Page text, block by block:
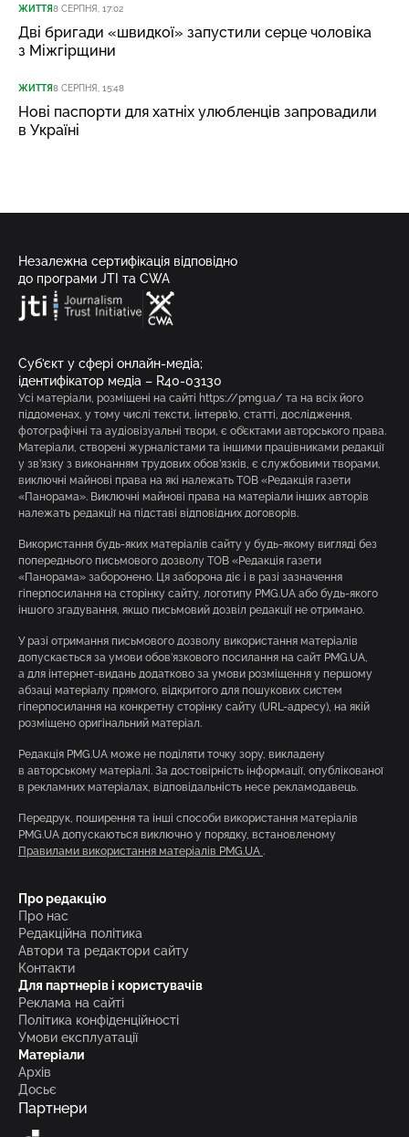
ЖИТТЯ8 СЕРПНЯ, 17:02
Дві бригади «швидкої» запустили серце чоловіка
з Міжгірщини
ЖИТТЯ8 СЕРПНЯ, 15:48
Нові паспорти для хатніх улюбленців запровадили
в Україні
Незалежна сертифікація відповідно
до програми JTI та CWA
Суб’єкт у сфері онлайн-медіа;
ідентифікатор медіа – R40-03130
Усі матеріали, розміщені на сайті https://pmg.ua/ та на всіх його
піддоменах, у тому числі тексти, інтерв’ю, статті, дослідження,
фотографічні та аудіовізуальні твори, є об’єктами авторського права.
Матеріали, створені журналістами та іншими працівниками редакції
у зв’язку з виконанням трудових обов’язків, є службовими творами,
виключні майнові права на які належать ТОВ «Редакція газети
«Панорама». Виключні майнові права на матеріали інших авторів
належать редакції на підставі відповідних договорів.
Використання будь-яких матеріалів сайту у будь-якому вигляді без
попереднього письмового дозволу ТОВ «Редакція газети
«Панорама» заборонено. Ця заборона діє і в разі зазначення
гіперпосилання на сторінку сайту, логотипу PMG.UA або будь-якого
іншого згадування, якщо письмовий дозвіл редакції не отримано.
У разі отримання письмового дозволу використання матеріалів
допускається за умови обов’язкового посилання на сайт PMG.UA,
а для інтернет-видань додатково за умови розміщення у першому
абзаці матеріалу прямого, відкритого для пошукових систем
гіперпосилання на конкретну сторінку сайту (URL-адресу), на якій
розміщено оригінальний матеріал.
Редакція PMG.UA може не поділяти точку зору, викладену
в авторському матеріалі. За достовірність інформації, опублікованої
в рекламних матеріалах, відповідальність несе рекламодавець.
Передрук, поширення та інші способи використання матеріалів
PMG.UA допускаються виключно у порядку, встановленому
Правилами використання матеріалів PMG.UA .
Про редакцію
Про нас
Редакційна політика
Автори та редактори сайту
Контакти
Для партнерів і користувачів
Реклама на сайті
Політика конфіденційності
Умови експлуатації
Матеріали
Архів
Досьє
Партнери